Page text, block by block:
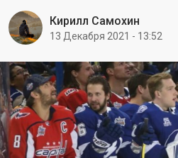
Кирилл Самохин
13 Декабря 2021 - 13:52